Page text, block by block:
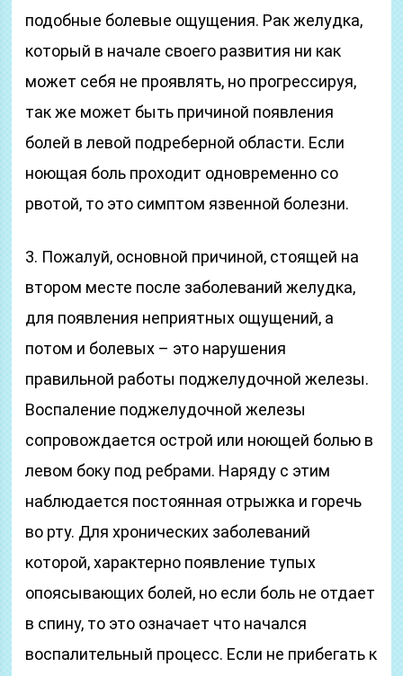
подобные болевые ощущения. Рак желудка,
который в начале своего развития ни как
может себя не проявлять, но прогрессируя,
так же может быть причиной появления
болей в левой подреберной области. Если
ноющая боль проходит одновременно со
рвотой, то это симптом язвенной болезни.
3. Пожалуй, основной причиной, стоящей на
втором месте после заболеваний желудка,
для появления неприятных ощущений, а
потом и болевых – это нарушения
правильной работы поджелудочной железы.
Воспаление поджелудочной железы
сопровождается острой или ноющей болью в
левом боку под ребрами. Наряду с этим
наблюдается постоянная отрыжка и горечь
во рту. Для хронических заболеваний
которой, характерно появление тупых
опоясывающих болей, но если боль не отдает
в спину, то это означает что начался
воспалительный процесс. Если не прибегать к